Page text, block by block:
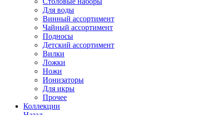
Для воды
Винный ассортимент
Чайный ассортимент
Подносы
Детский ассортимент
Вилки
Ложки
Ножи
Ионизаторы
Для икры
Прочее
Коллекции